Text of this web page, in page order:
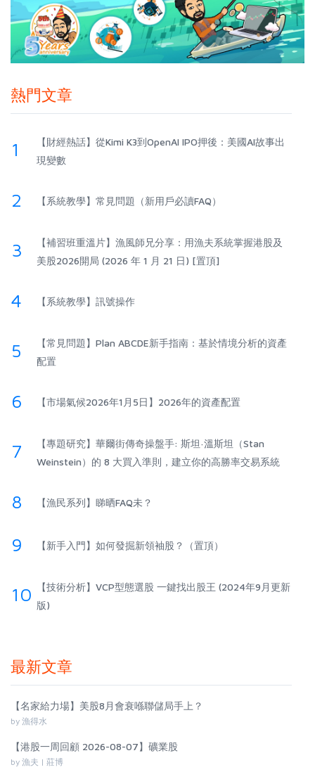
熱門文章
1
【財經熱話】從Kimi K3到OpenAI IPO押後：美國AI故事出
現變數
2 【系統教學】常見問題（新用戶必讀FAQ）
3
【補習班重溫片】漁風師兄分享：用漁夫系統掌握港股及
美股2026開局 (2026 年 1 月 21 日) [置頂]
4 【系統教學】訊號操作
5
【常見問題】Plan ABCDE新手指南：基於情境分析的資產
配置
6 【市場氣候2026年1月5日】2026年的資產配置
7
【專題研究】華爾街傳奇操盤手: 斯坦·溫斯坦（Stan
Weinstein）的 8 大買入準則，建立你的高勝率交易系統
8 【漁民系列】睇晒FAQ未？
9 【新手入門】如何發掘新領袖股？（置頂）
10
【技術分析】VCP型態選股 一鍵找出股王 (2024年9月更新
版)
最新文章
【名家給力場】美股8月會衰喺聯儲局手上？
by 漁得水
【港股一周回顧 2026-08-07】礦業股
by 漁夫 | 莊博